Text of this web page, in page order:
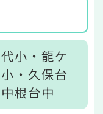
小・龍ケ
・久保台
根台中